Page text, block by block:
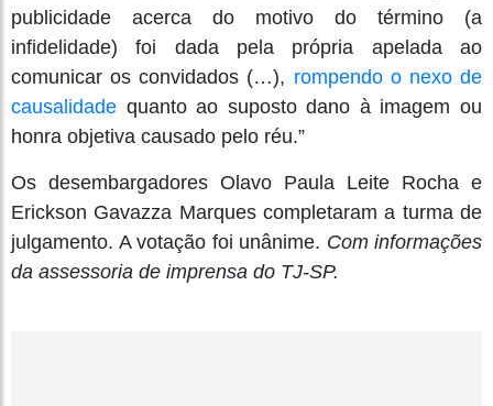
publicidade acerca do motivo do término (a
infidelidade) foi dada pela própria apelada ao
comunicar os convidados (…), rompendo o nexo de
causalidade quanto ao suposto dano à imagem ou
honra objetiva causado pelo réu.”
Os desembargadores Olavo Paula Leite Rocha e
Erickson Gavazza Marques completaram a turma de
julgamento. A votação foi unânime. Com informações
da assessoria de imprensa do TJ-SP.